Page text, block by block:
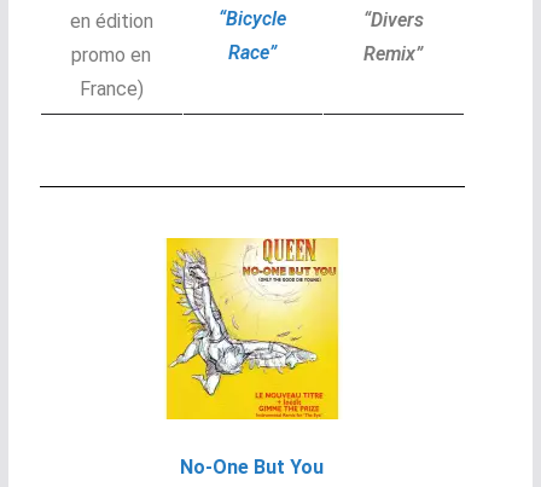
en édition
promo en
France)
“Bicycle
Race”
“Divers
Remix”
No-One But You